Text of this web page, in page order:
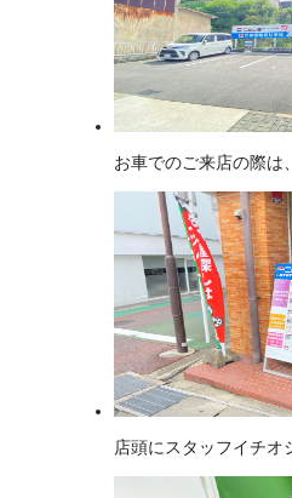
お車でのご来店の際は
店頭にスタッフイチオ